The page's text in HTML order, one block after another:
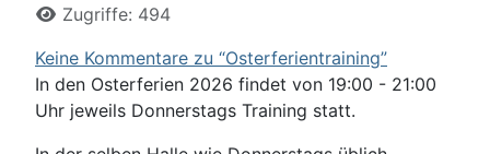
Zugriffe: 494
Keine Kommentare zu “Osterferientraining”
In den Osterferien 2026 findet von 19:00 - 21:00
Uhr jeweils Donnerstags Training statt.